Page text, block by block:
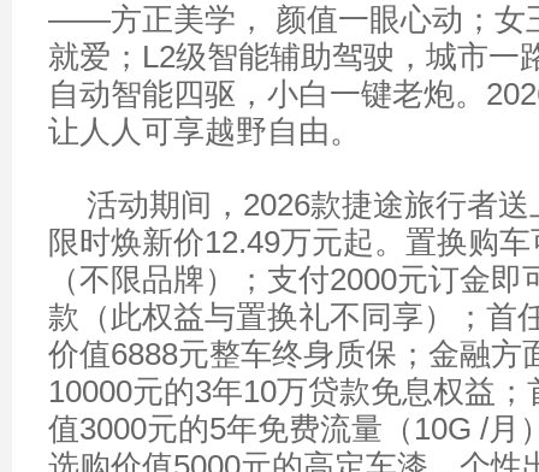
——方正美学， 颜值一眼心动；女
就爱；L2级智能辅助驾驶，城市一
自动智能四驱，小白一键老炮。
让人人可享越野自由。
活动期间，2026款捷途旅行者
限时焕新价12.49万元起。置换购
（不限品牌）；支付2000元订金即
款（此权益与置换礼不同享）；首
价值6888元整车终身质保；金融方
10000元的3年10万贷款免息权益
值3000元的5年免费流量（10G /月